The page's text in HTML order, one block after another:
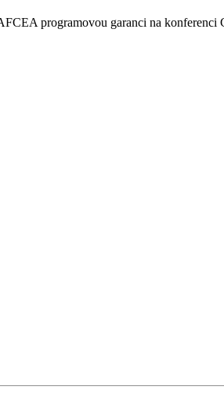
programovou garanci na konferenci